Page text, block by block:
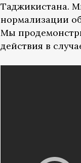
Таджикистана.
нормализации
Мы
действия в